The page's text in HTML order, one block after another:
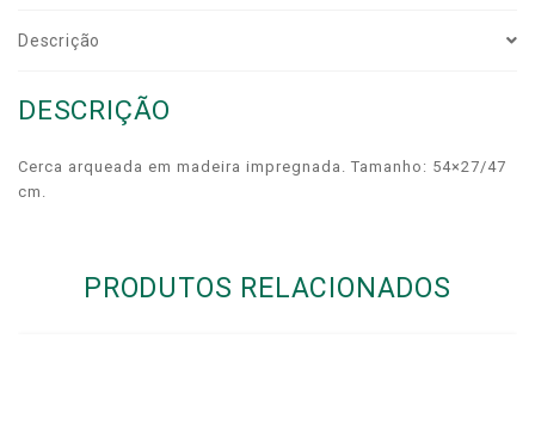
Descrição
DESCRIÇÃO
Cerca arqueada em madeira impregnada. Tamanho: 54×27/47
cm.
PRODUTOS RELACIONADOS